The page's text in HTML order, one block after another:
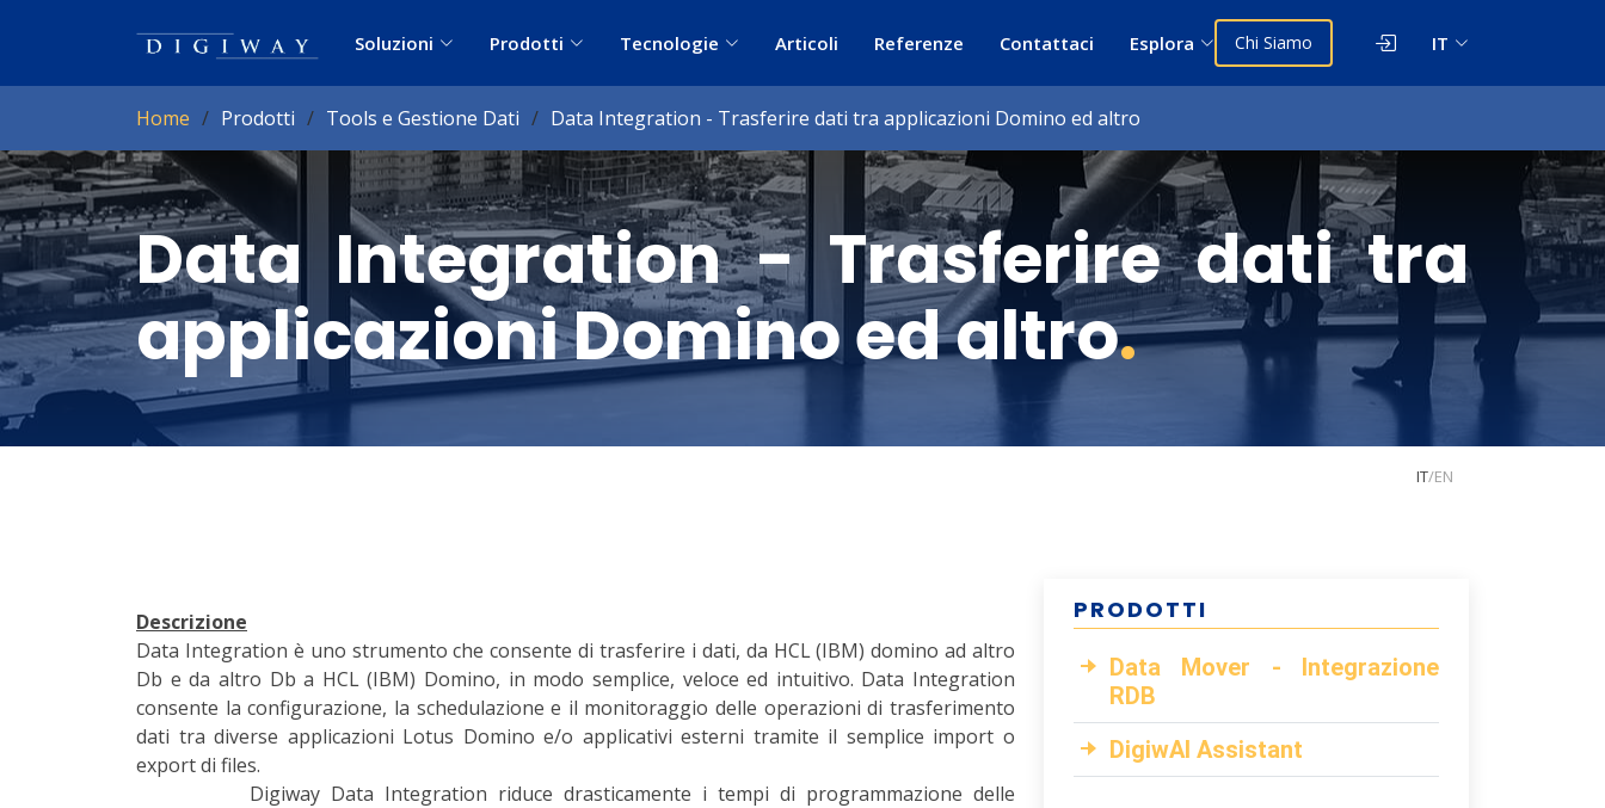
Soluzioni Prodotti Tecnologie Articoli Referenze Contattaci Esplora Chi Siamo IT
Home Prodotti Tools e Gestione Dati Data Integration - Trasferire dati tra applicazioni Domino ed altro
Data Integration - Trasferire dati tra
applicazioni Domino ed altro.
IT/EN
Descrizione
Data Integration è uno strumento che consente di trasferire i dati, da HCL (IBM) domino ad altro
Db e da altro Db a HCL (IBM) Domino, in modo semplice, veloce ed intuitivo. Data Integration
consente la configurazione, la schedulazione e il monitoraggio delle operazioni di trasferimento
dati tra diverse applicazioni Lotus Domino e/o applicativi esterni tramite il semplice import o
export di files.
Digiway Data Integration riduce drasticamente i tempi di programmazione delle
PRODOTTI
Data Mover - Integrazione
RDB
DigiwAI Assistant